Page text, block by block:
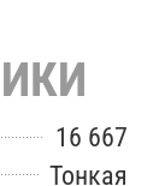
16 667
Тонкая